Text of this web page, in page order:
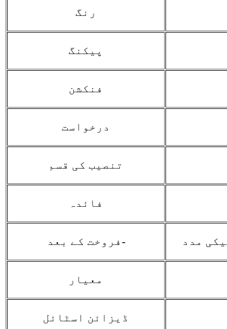
رنگ
پیکنگ
فنکشن
درخواست
تنصیب کی قسم
فائدہ
فروخت کے بعد- مدد
معیار
ڈیزائن اسٹائل